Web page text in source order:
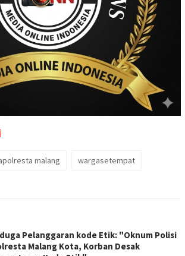
malang wargasetempat
Pelanggaran kode Etik: "Oknum Polisi
Malang Kota, Korban Desak